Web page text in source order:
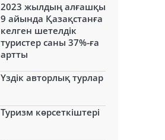
2023 жылдың алғашқы
9 айында Қазақстанға
келген шетелдік
туристер саны 37%-ға
артты
Үздік авторлық турлар
Туризм көрсеткіштері